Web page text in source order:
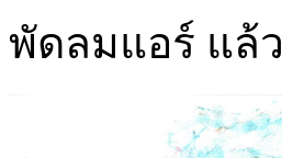
พัดลมแอร์ แล้